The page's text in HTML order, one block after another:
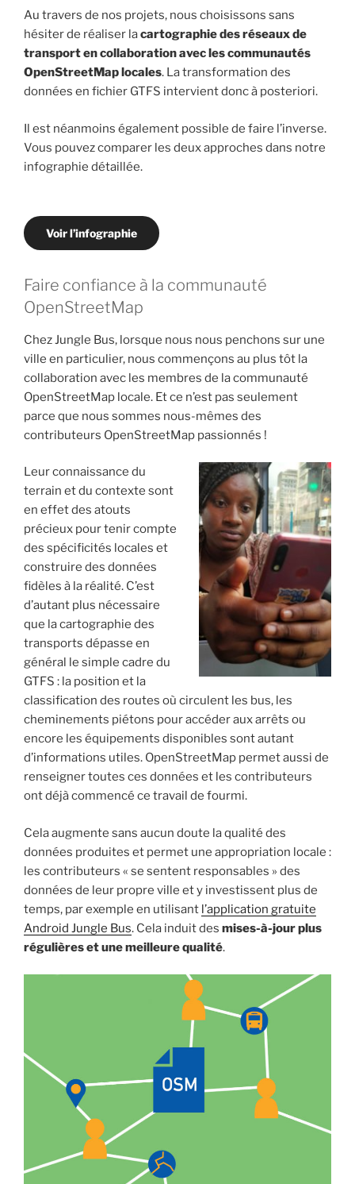
Au travers de nos projets, nous choisissons sans
hésiter de réaliser lacartographie des réseaux de
transport en collaboration avec les communautés
OpenStreetMap locales. La transformation des
données en fichier GTFS intervient donc à posteriori.
Il est néanmoins également possible de faire l’inverse.
Vous pouvez comparer les deux approches dans notre
infographie détaillée.
Voir l’infographie
Faire confiance à la communauté
OpenStreetMap
Chez Jungle Bus, lorsque nous nous penchons sur une
ville en particulier, nous commençons au plus tôt la
collaboration avec les membres de la communauté
OpenStreetMap locale. Et ce n’est pas seulement
parce que nous sommes nous-mêmes des
contributeurs OpenStreetMap passionnés !
Leur connaissance du
terrain et du contexte sont
en effet des atouts
précieux pour tenir compte
des spécificités locales et
construire des données
fidèles à la réalité. C’est
d’autant plus nécessaire
que la cartographie des
transports dépasse en
général le simple cadre du
GTFS : la position et la
classification des routes où circulent les bus, les
cheminements piétons pour accéder aux arrêts ou
encore les équipements disponibles sont autant
d’informations utiles. OpenStreetMap permet aussi de
renseigner toutes ces données et les contributeurs
ont déjà commencé ce travail de fourmi.
Cela augmente sans aucun doute la qualité des
données produites et permet une appropriation locale :
les contributeurs « se sentent responsables » des
données de leur propre ville et y investissent plus de
temps, par exemple en utilisant l’application gratuite
Android Jungle Bus. Cela induit des mises-à-jour plus
régulières et une meilleure qualité.